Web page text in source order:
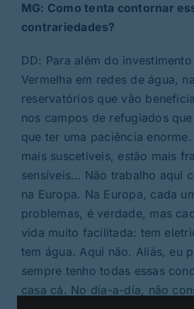
MG: Como tenta contornar
contrariedades?
DD: Para além do
Vermelha em redes de água,
reservatórios que vão
nos campos de refugiados
que ter uma paciência
mais suscetíveis, estão mais
sensíveis… Não trabalho aqui
na Europa. Na Europa, cada
problemas, é verdade, mas
vida muito facilitada: tem
tem água. Aqui não. Aliás, eu
sempre tenho todas essas
casa cá. No dia-a-dia, não